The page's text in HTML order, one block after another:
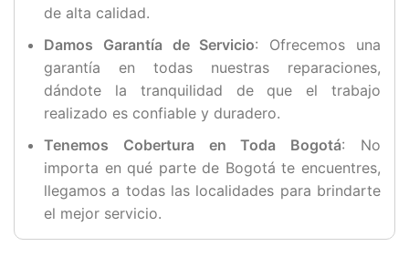
de alta calidad.
Damos Garantía de Servicio: Ofrecemos una
garantía en todas nuestras reparaciones,
dándote la tranquilidad de que el trabajo
realizado es confiable y duradero.
Tenemos Cobertura en Toda Bogotá: No
importa en qué parte de Bogotá te encuentres,
llegamos a todas las localidades para brindarte
el mejor servicio.